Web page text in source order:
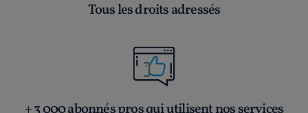
Tous les droits adressés